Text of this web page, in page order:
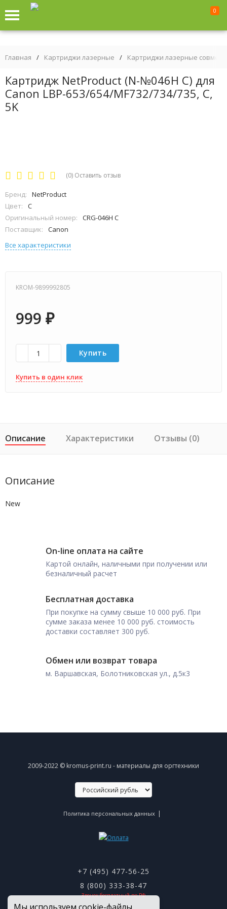
0
Главная / Картриджи лазерные / Картриджи лазерные
Картридж NetProduct (N-№046H C) для
Canon LBP-653/654/MF732/734/735, C,
5K
(0) Оставить отзыв
Бренд:
NetProduct
Цвет:
C
Оригинальный номер:
CRG-046H C
Поставщик:
Canon
Все характеристики
KROM-9899992805
999 ₽
Купить
Купить в один клик
Описание Характеристики Отзывы (0)
Описание
New
On-line оплата на сайте
Картой онлайн, наличными при получении или
безналичный расчет
Бесплатная доставка
При покупке на сумму свыше 10 000 руб. При
сумме заказа менее 10 000 руб. стоимость
доставки составляет 300 руб.
Обмен или возврат товара
м. Варшавская, Болотниковская ул., д.5к3
2009-2022 © kromus-print.ru - материалы для оргтехники
Политика персональных данных |
+7 (495) 477-56-25
8 (800) 333-38-47
Звонок бесплатный по РФ